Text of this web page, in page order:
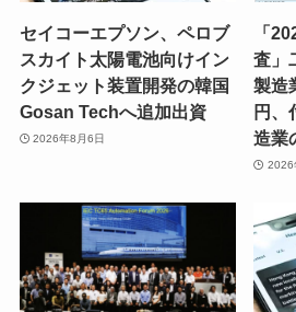
セイコーエプソン、ペロブ
スカイト太陽電池向けイン
クジェット装置開発の韓国
Gosan Techへ追加出資
2026年8月6日
「
査」
製造
円、
造業
2026